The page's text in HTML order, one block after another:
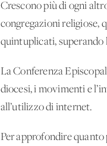
Crescono più di ogni
congregazioni religiose,
quintuplicati, superando
La Conferenza
diocesi, i movimenti e
all’utilizzo di internet.
Per approfondire